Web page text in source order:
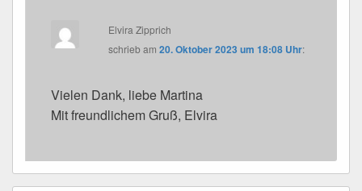
Elvira Zipprich
schriebam20. Oktober 2023 um 18:08 Uhr:
Vielen Dank, liebe Martina
Mit freundlichem Gruß, Elvira